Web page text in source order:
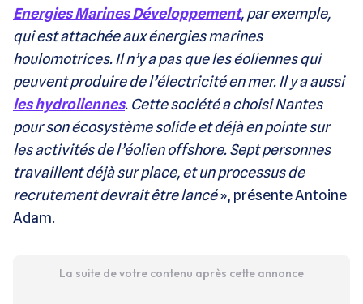
Energies Marines Développement, par exemple,
qui est attachée aux énergies marines
houlomotrices. Il n’y a pas que les éoliennes qui
peuvent produire de l’électricité en mer. Il y a aussi
les hydroliennes. Cette société a choisi Nantes
pour son écosystème solide et déjà en pointe sur
les activités de l’éolien offshore. Sept personnes
travaillent déjà sur place, et un processus de
recrutement devrait être lancé», présente Antoine
Adam.
La suite de votre contenu après cette annonce